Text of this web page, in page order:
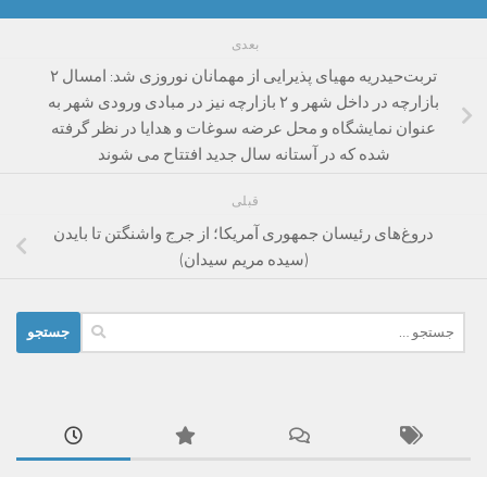
بعدی
تربت‌حیدریه مهیای پذیرایی از مهمانان نوروزی شد: امسال ۲
بازارچه در داخل شهر و ۲ بازارچه نیز در مبادی ورودی شهر به
عنوان نمایشگاه و محل عرضه سوغات و هدایا در نظر گرفته
شده که در آستانه سال جدید افتتاح می شوند
قبلی
دروغ‌های رئیسان جمهوری آمریکا؛ از جرج واشنگتن تا بایدن
(سیده مریم سیدان)
برای: